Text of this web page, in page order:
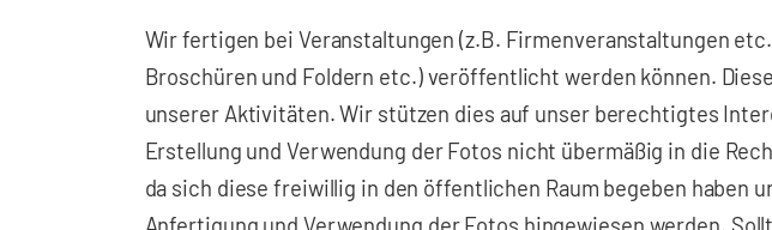
Wir fertigen bei Veranstaltungen (z.B. Firmenveranstaltungen
Broschüren und Foldern etc.) veröffentlicht werden können.
unserer Aktivitäten. Wir stützen dies auf unser berechtigtes
Erstellung und Verwendung der Fotos nicht übermäßig in die
da sich diese freiwillig in den öffentlichen Raum begeben haben